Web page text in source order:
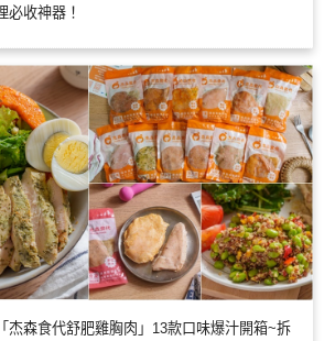
必收神器！
杰森食代舒肥雞胸肉」13款口味爆汁開箱~拆